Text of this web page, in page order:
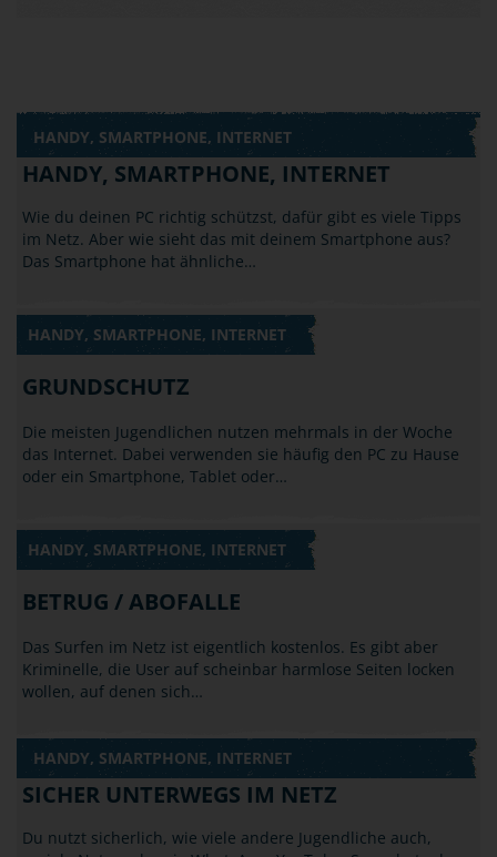
HANDY, SMARTPHONE, INTERNET
HANDY, SMARTPHONE, INTERNET
Wie du deinen PC richtig schützst, dafür gibt es viele Tipps
im Netz. Aber wie sieht das mit deinem Smartphone aus?
Das Smartphone hat ähnliche…
HANDY, SMARTPHONE, INTERNET
GRUNDSCHUTZ
Die meisten Jugendlichen nutzen mehrmals in der Woche
das Internet. Dabei verwenden sie häufig den PC zu Hause
oder ein Smartphone, Tablet oder…
HANDY, SMARTPHONE, INTERNET
BETRUG / ABOFALLE
Das Surfen im Netz ist eigentlich kostenlos. Es gibt aber
Kriminelle, die User auf scheinbar harmlose Seiten locken
wollen, auf denen sich…
HANDY, SMARTPHONE, INTERNET
SICHER UNTERWEGS IM NETZ
Du nutzt sicherlich, wie viele andere Jugendliche auch,